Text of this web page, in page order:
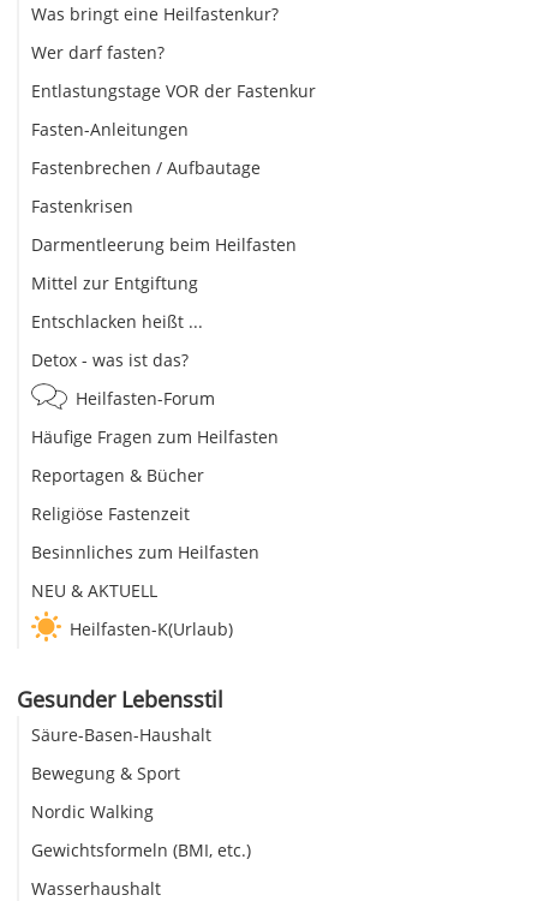
Was bringt eine Heilfastenkur?
Wer darf fasten?
Entlastungstage VOR der Fastenkur
Fasten-Anleitungen
Fastenbrechen / Aufbautage
Fastenkrisen
Darmentleerung beim Heilfasten
Mittel zur Entgiftung
Entschlacken heißt ...
Detox - was ist das?
Heilfasten-Forum
Häufige Fragen zum Heilfasten
Reportagen & Bücher
Religiöse Fastenzeit
Besinnliches zum Heilfasten
NEU & AKTUELL
Heilfasten-K(Urlaub)
Gesunder Lebensstil
Säure-Basen-Haushalt
Bewegung & Sport
Nordic Walking
Gewichtsformeln (BMI, etc.)
Wasserhaushalt